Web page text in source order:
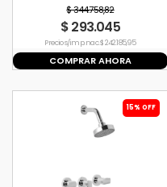
$ 344.758,82
$ 293.045
Precio s/imp. nac. $ 242.185,95
COMPRAR AHORA
15% OFF